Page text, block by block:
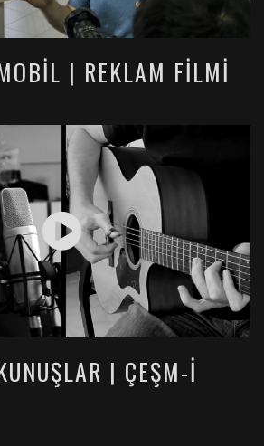
| REKLAM FILMI
| ÇEŞM-I